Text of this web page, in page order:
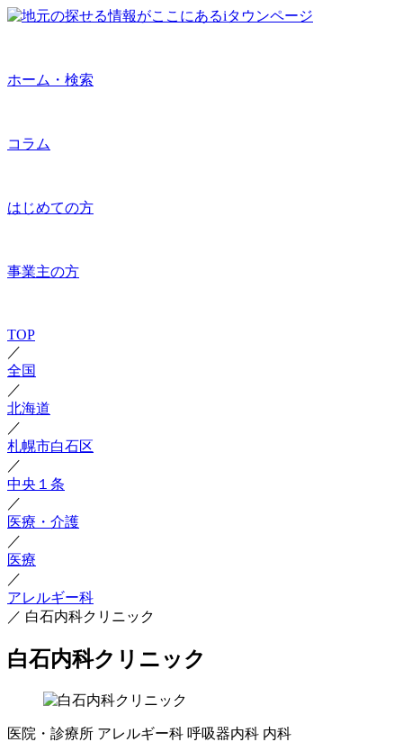
ホーム・検索
コラム
はじめての方
事業主の方
TOP
／
全国
／
北海道
／
札幌市白石区
／
中央１条
／
医療・介護
／
医療
／
アレルギー科
／ 白石内科クリニック
白石内科クリニック
医院・診療所 アレルギー科 呼吸器内科 内科